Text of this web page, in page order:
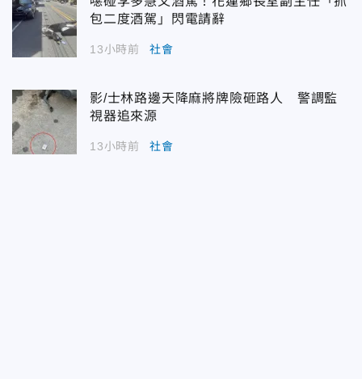
包二度酒駕」閃電請辭
13小時前 社會
影/士林路邊天降麻將牌險砸路人 警調監
視器追來源
13小時前 社會